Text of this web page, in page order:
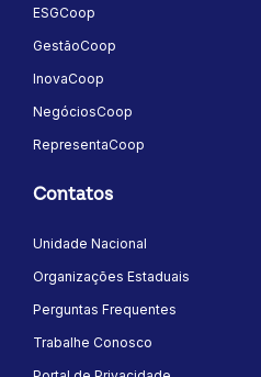
ESGCoop
GestãoCoop
InovaCoop
NegóciosCoop
RepresentaCoop
Contatos
Unidade Nacional
Organizações Estaduais
Perguntas Frequentes
Trabalhe Conosco